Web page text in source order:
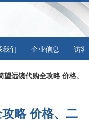
我们 企业信息 访客
望远镜代购全攻略 价格、
略 价格、二